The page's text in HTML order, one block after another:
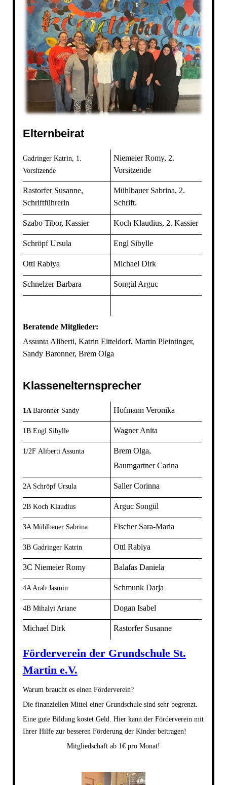
Elternbeirat
Gadringer Katrin, 1.
Vorsitzende
Niemeier Romy, 2.
Vorsitzende
Rastorfer Susanne,
Schriftführerin
Mühlbauer Sabrina, 2.
Schrift.
Szabo Tibor, Kassier Koch Klaudius, 2. Kassier
Schröpf Ursula Engl Sibylle
Ottl Rabiya Michael Dirk
Schnelzer Barbara Songül Arguc
Beratende Mitglieder:
Assunta Aliberti, Katrin Eitteldorf, Martin Pleintinger,
Sandy Baronner, Brem Olga
Klassenelternsprecher
1A Baronner Sandy Hofmann Veronika
1BEngl Sibylle Wagner Anita
1/2FAliberti Assunta
Brem Olga,
Baumgartner Carina
2A Schröpf Ursula Saller Corinna
2B Koch Klaudius Arguc Songül
3A Mühlbauer Sabrina Fischer Sara-Maria
3B Gadringer Katrin Ottl Rabiya
3C Niemeier Romy Balafas Daniela
4A Arab Jasmin Schmunk Darja
4B Mihalyi Ariane Dogan Isabel
Michael Dirk Rastorfer Susanne
Förderverein der Grundschule St.
Martin e.V.
Warum braucht es einen Förderverein?
Die finanziellen Mittel einer Grundschule sind sehr begrenzt.
Eine gute Bildung kostet Geld. Hier kann der Förderverein mit
Ihrer Hilfe zur besseren Förderung der Kinder beitragen!
Mitgliedschaft ab 1€ pro Monat!